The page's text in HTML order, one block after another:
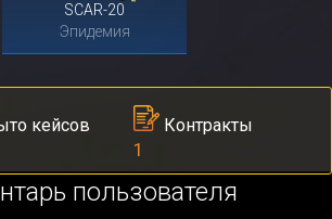
SCAR-20
Эпидемия
кейсов Контракты
1
пользователя